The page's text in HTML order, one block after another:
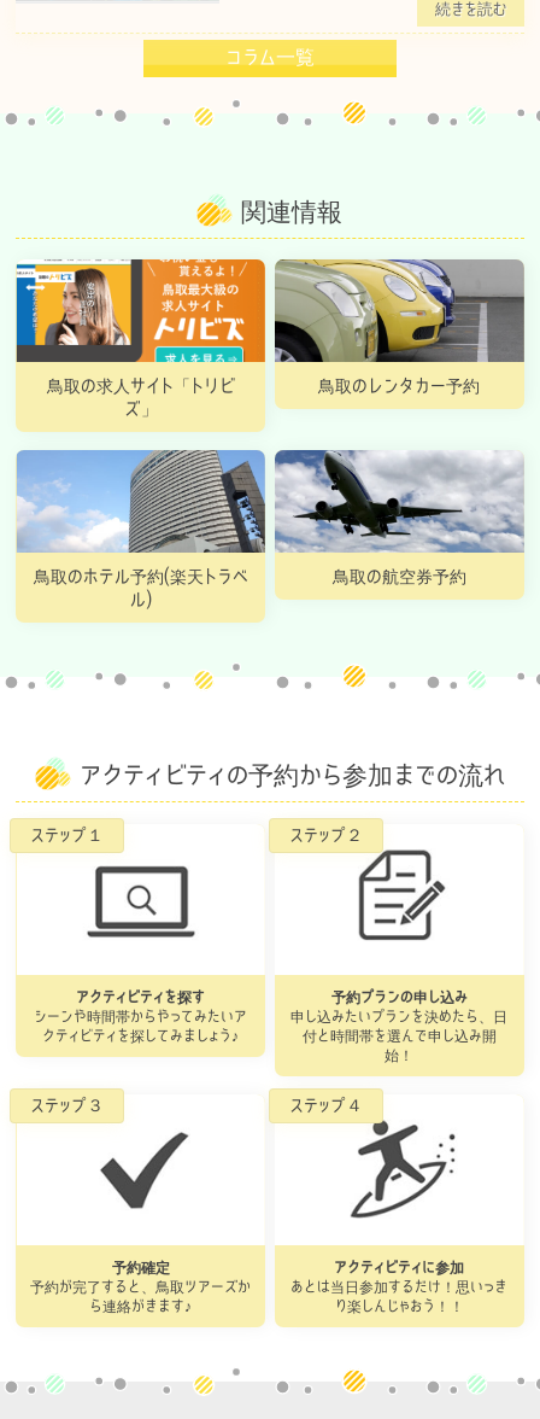
続きを読む
コラム一覧
関連情報
鳥取の求人サイト「トリビ
ズ」
鳥取のレンタカー予約
鳥取のホテル予約(楽天トラベ
ル)
鳥取の航空券予約
アクティビティの予約から参加までの流れ
アクティビティを探す
シーンや時間帯からやってみたいア
クティビティを探してみましょう♪
予約プランの申し込み
申し込みたいプランを決めたら、日
付と時間帯を選んで申し込み開
始！
予約確定
予約が完了すると、鳥取ツアーズか
ら連絡がきます♪
アクティビティに参加
あとは当日参加するだけ！思いっき
り楽しんじゃおう！！